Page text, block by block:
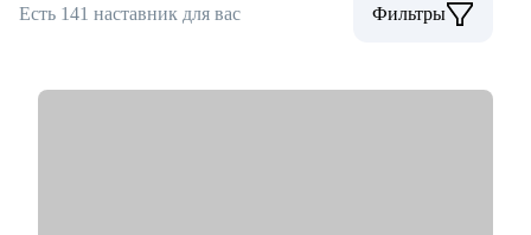
Есть 141 наставник для вас Фильтры